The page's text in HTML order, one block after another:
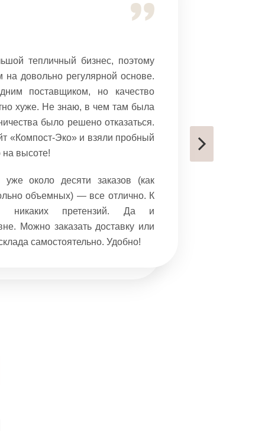
тепличный бизнес, поэтому
на довольно регулярной основе.
поставщиком, но качество
хуже. Не знаю, в чем там была
было решено отказаться.
«Компост-Эко» и взяли пробный
на высоте!
уже около десяти заказов (как
объемных) — все отлично. К
никаких претензий. Да и
Можно заказать доставку или
самостоятельно. Удобно!